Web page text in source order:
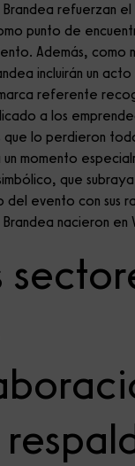
Brandea refuerzan
punto de
Además, como
incluirán un
referente
a los
que lo perdieron
un momento
que subraya
del evento con sus
Brandea nacieron en